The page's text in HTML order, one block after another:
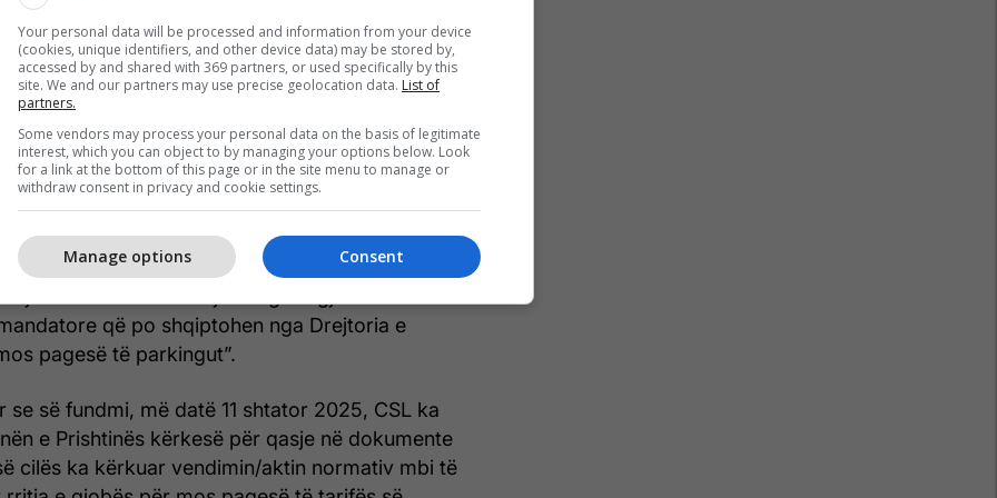
të kundërligjshme, shumën e gjobës “për
së tarifës së parkingut” e ngriti nga 20 euro
për kompetencën e Drejtorisë së
një njoftimi formal në ueb faqen e saj.
veprimet e ndërmarra nga ana e Komunës së
asnjë bazë ligjore e për më tepër bien në
me vetë Rregulloren aktuale. Prandaj, referuar
Gjykatës Supreme, CSL kërkon nga ana e
pagesat për tarifat e shfrytëzimit të
se nuk kanë asnjë obligim ligjor as financiar
që po shqiptohen nga Drejtoria e
pagesë të parkingut”.
se së fundmi, më datë 11 shtator 2025, CSL ka
e Prishtinës kërkesë për qasje në dokumente
cilës ka kërkuar vendimin/aktin normativ mbi të
Your personal data will be processed and information from your device
(cookies, unique identifiers, and other device data) may be stored by,
accessed by and shared with 369 partners, or used specifically by this
site. We and our partners may use precise geolocation data. List of
partners.
Some vendors may process your personal data on the basis of legitimate
interest, which you can object to by managing your options below. Look
for a link at the bottom of this page or in the site menu to manage or
withdraw consent in privacy and cookie settings.
Consent
Manage options